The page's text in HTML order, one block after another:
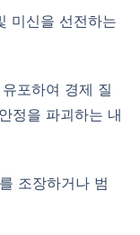
정을 파괴하는 내